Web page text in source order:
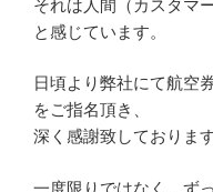
それは人間（カスタマ
と感じています。
日頃より弊社にて航空
をご指名頂き、
深く感謝致しております
一度限りではなく、ず